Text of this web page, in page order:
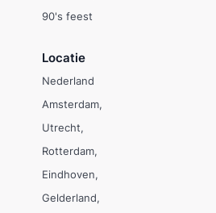
90's feest
Locatie
Nederland
Amsterdam
Utrecht
Rotterdam
Eindhoven
Gelderland